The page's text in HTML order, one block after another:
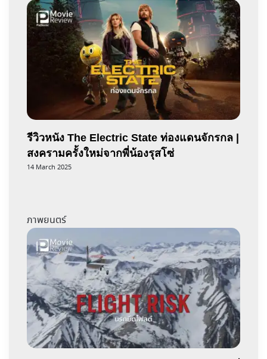
รีวิวหนัง The Electric State ท่องแดนจักรกล |
สงครามครั้งใหม่จากพี่น้องรุสโซ่
14 March 2025
ภาพยนตร์